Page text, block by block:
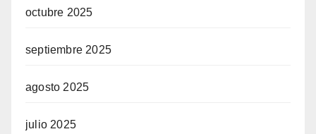
octubre 2025
septiembre 2025
agosto 2025
julio 2025